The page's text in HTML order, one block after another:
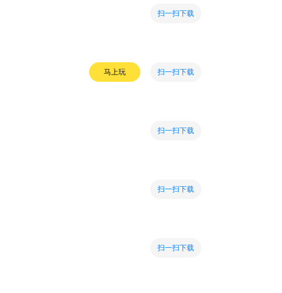
扫一扫下载
马上玩 扫一扫下载
扫一扫下载
扫一扫下载
扫一扫下载